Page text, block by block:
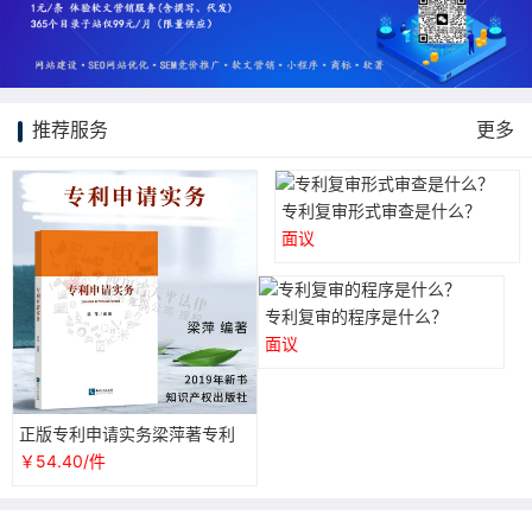
推荐服务 更多
正版专利申请实务梁萍著专利
审查专利复审典型案例集实用
性和指导性为一体的工具类图
￥54.40/件
专利复审形式审查是什么？
面议
专利复审的程序是什么？
面议